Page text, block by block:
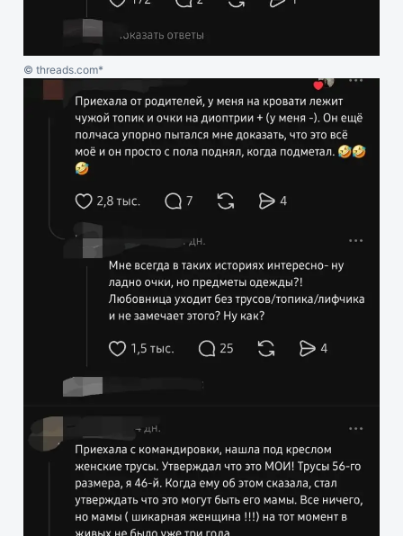
© threads.com*